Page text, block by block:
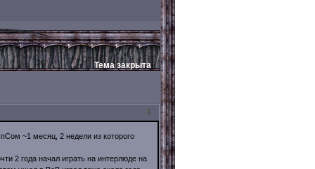
Тема закрыта
1
~1 месяц, 2 недели из которого
2 года начал играть на интерлюде на